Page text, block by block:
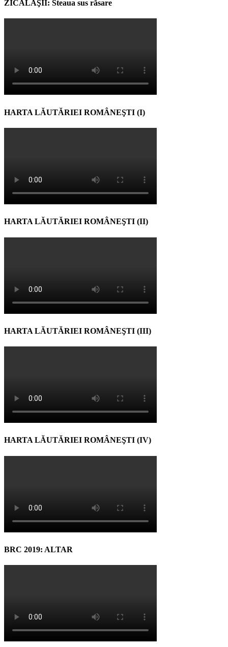
ZICĂLAŞII: Steaua sus răsare
HARTA LĂUTĂRIEI ROMÂNEŞTI (I)
HARTA LĂUTĂRIEI ROMÂNEŞTI (II)
HARTA LĂUTĂRIEI ROMÂNEŞTI (III)
HARTA LĂUTĂRIEI ROMÂNEŞTI (IV)
BRC 2019: ALTAR